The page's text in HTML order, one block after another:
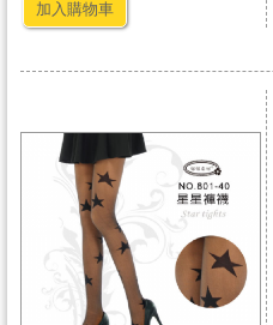
加入購物車